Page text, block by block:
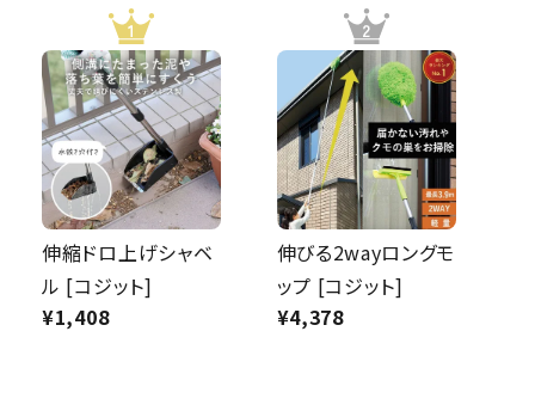
ファッション
アウトドア・トラベル
インテリア
健康
カテゴリ一覧
伸縮ドロ上げシャベ
ル [コジット]
¥1,408
伸びる2wayロングモ
ップ [コジット]
¥4,378